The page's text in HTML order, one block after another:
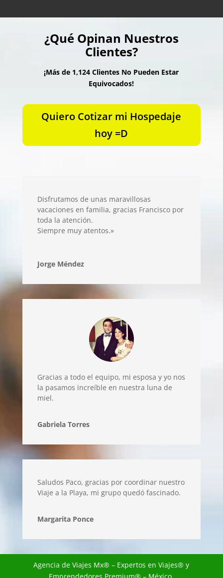
¿Qué Opinan Nuestros
Clientes?
¡Más de 1,124 Clientes No Pueden Estar
Equivocados!
Quiero Cotizar mi Hospedaje
hoy =D
Disfrutamos de unas maravillosas
vacaciones en familia, gracias Francisco por
toda la atención.
Siempre muy atentos.»
Jorge Méndez
Gracias a todo el equipo, mi esposa y yo nos
la pasamos increíble en nuestra luna de
miel.
Gabriela Torres
Saludos Paco, gracias por coordinar nuestro
Viaje a la Playa, mi grupo quedó fascinado.
Margarita Ponce
Agencia de Viajes Mx® – Expertos en Viajes® y